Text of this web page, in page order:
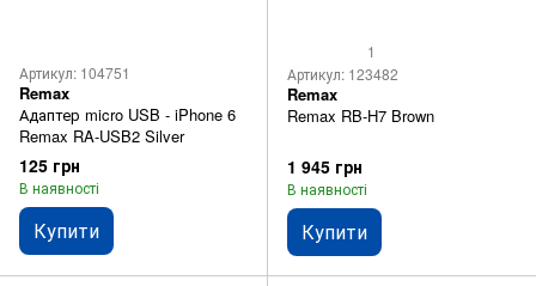
Артикул: 104751
Remax
Адаптер micro USB - iPhone 6
Remax RA-USB2 Silver
125 грн
В наявності
Купити
1
Артикул: 123482
Remax
Remax RB-H7 Brown
1 945 грн
В наявності
Купити